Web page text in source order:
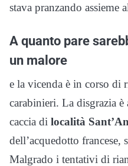
stava pranzando assieme
A quanto pare
un malore
e la vicenda è in corso di
carabinieri. La disgrazia
caccia di località
dell’acquedotto francese,
Malgrado i tentativi di